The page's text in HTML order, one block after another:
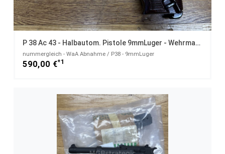
P 38 Ac 43 - Halbautom. Pistole 9mmLuger - Wehrmacht
nummergleich - WaA Abnahme / P38 - 9mmLuger
590,00 €*1